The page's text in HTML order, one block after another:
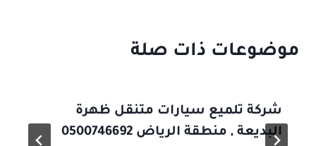
موضوعات ذات صلة
شركة تلميع سيارات متنقل ظهرة
البديعة , منطقة الرياض 0500746692